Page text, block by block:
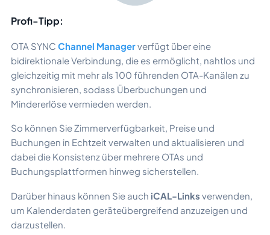
Profi-Tipp:
OTA SYNC Channel Managerverfügt über eine
bidirektionale Verbindung, die es ermöglicht, nahtlos und
gleichzeitig mit mehr als 100 führenden OTA-Kanälen zu
synchronisieren, sodass Überbuchungen und
Mindererlöse vermieden werden.
So können Sie Zimmerverfügbarkeit, Preise und
Buchungen in Echtzeit verwalten und aktualisieren und
dabei die Konsistenz über mehrere OTAs und
Buchungsplattformen hinweg sicherstellen.
Darüber hinaus können Sie auch iCAL-Links verwenden,
um Kalenderdaten geräteübergreifend anzuzeigen und
darzustellen.